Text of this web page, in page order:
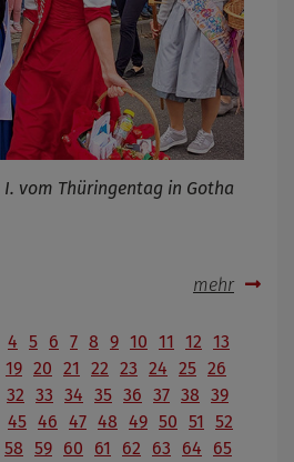
I. vom Thüringentag in Gotha
mehr
4 5 6 7 8 9 10 11 12 13
19 20 21 22 23 24 25 26
32 33 34 35 36 37 38 39
45 46 47 48 49 50 51
52
58 59 60 61 62 63 64
65